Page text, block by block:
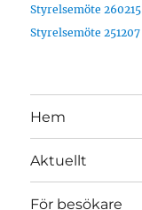
Styrelsemöte 260215
Styrelsemöte 251207
Hem
Aktuellt
För besökare